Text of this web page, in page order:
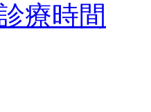
療時間